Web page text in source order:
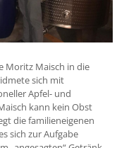
Moritz Maisch in die
sich mit
Apfel- und
kann kein Obst
die familieneigenen
sich zur Aufgabe